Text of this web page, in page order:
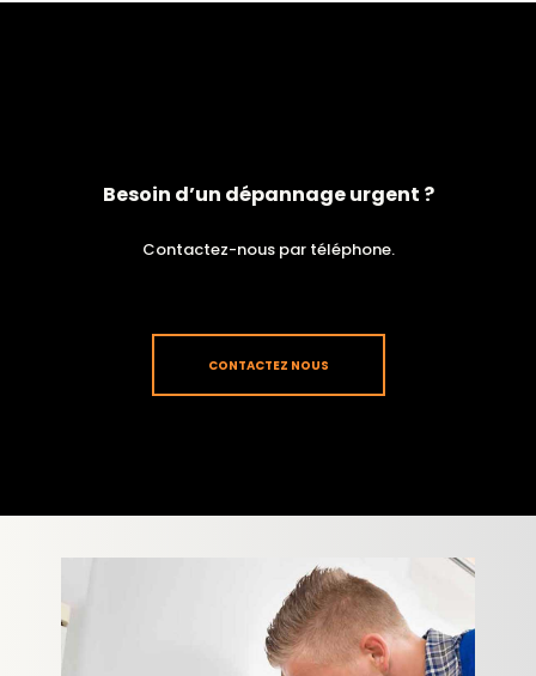
Besoin d’un dépannage urgent ?
Contactez-nous par téléphone.
CONTACTEZ NOUS